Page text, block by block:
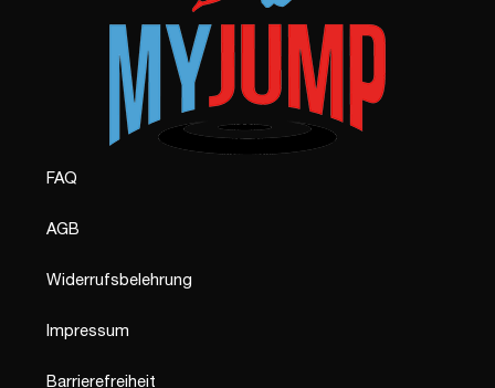
FAQ
AGB
Widerrufsbelehrung
Impressum
Barrierefreiheit